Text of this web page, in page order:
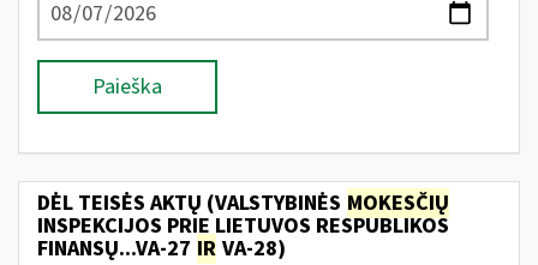
Paieška
DĖL TEISĖS AKTŲ (VALSTYBINĖS MOKESČIŲ
INSPEKCIJOS PRIE LIETUVOS RESPUBLIKOS
FINANSŲ...VA-27 IR VA-28)